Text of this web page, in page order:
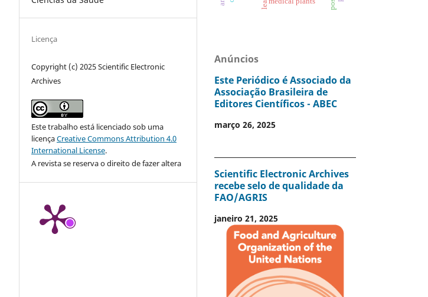
Licença
Copyright (c) 2025 Scientific Electronic
Archives
Este trabalho está licenciado sob uma
licençaCreative Commons Attribution 4.0
International License.
A revista se reserva o direito de fazer altera
Anúncios
Este Periódico é Associado da
Associação Brasileira de
Editores Científicos - ABEC
março 26, 2025
Scientific Electronic Archives
recebe selo de qualidade da
FAO/AGRIS
janeiro 21, 2025